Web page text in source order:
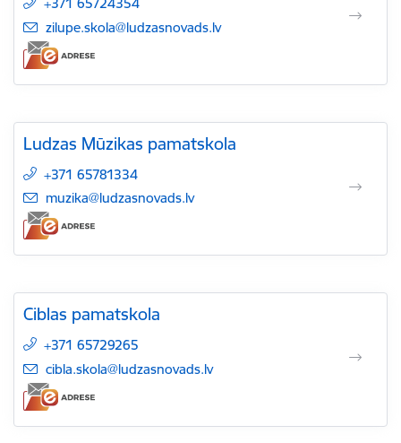
+371 65724354
E-pasts:
zilupe.skola@ludzasnovads.lv
Ludzas Mūzikas pamatskola
+371 65781334
E-pasts:
muzika@ludzasnovads.lv
Ciblas pamatskola
+371 65729265
E-pasts:
cibla.skola@ludzasnovads.lv